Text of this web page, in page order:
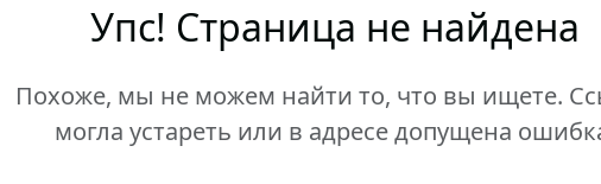
Упс! Страница не найдена
Похоже, мы не можем найти то, что вы ищете.
могла устареть или в адресе допущена